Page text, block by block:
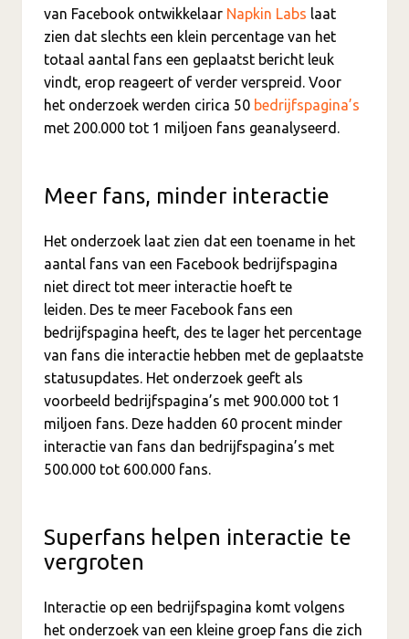
van Facebook ontwikkelaar Napkin Labs laat
zien dat slechts een klein percentage van het
totaal aantal fans een geplaatst bericht leuk
vindt, erop reageert of verder verspreid. Voor
het onderzoek werden cirica 50 bedrijfspagina’s
met 200.000 tot 1 miljoen fans geanalyseerd.
Meer fans, minder interactie
Het onderzoek laat zien dat een toename in het
aantal fans van een Facebook bedrijfspagina
niet direct tot meer interactie hoeft te
leiden. Des te meer Facebook fans een
bedrijfspagina heeft, des te lager het percentage
van fans die interactie hebben met de geplaatste
statusupdates. Het onderzoek geeft als
voorbeeld bedrijfspagina’s met 900.000 tot 1
miljoen fans. Deze hadden 60 procent minder
interactie van fans dan bedrijfspagina’s met
500.000 tot 600.000 fans.
Superfans helpen interactie te
vergroten
Interactie op een bedrijfspagina komt volgens
het onderzoek van een kleine groep fans die zich